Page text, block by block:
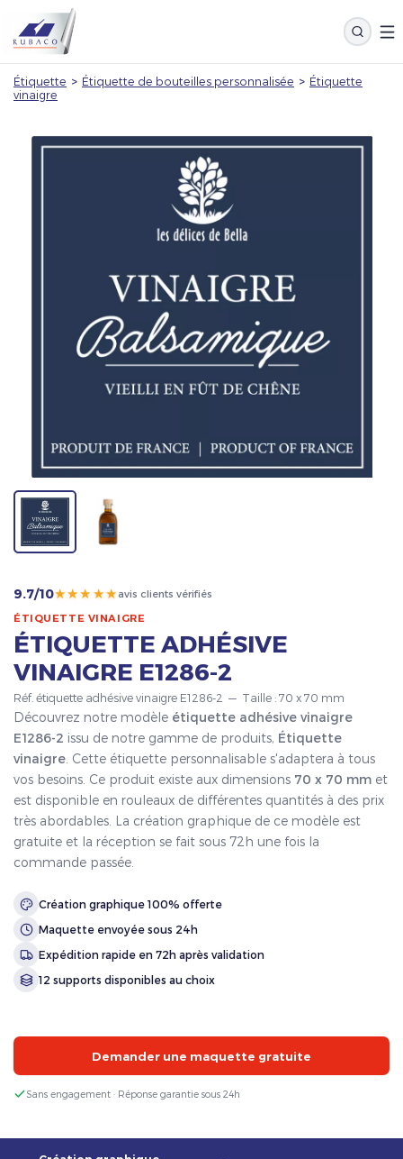
Étiquette > Étiquette de bouteilles personnalisée > Étiquette
vinaigre
9.7/10★★★★★avis clients vérifiés
ÉTIQUETTE VINAIGRE
ÉTIQUETTE ADHÉSIVE
VINAIGRE E1286-2
Réf. étiquette adhésive vinaigre E1286-2 — Taille : 70 x 70 mm
Découvrez notre modèle étiquette adhésive vinaigre
E1286-2 issu de notre gamme de produits, Étiquette
vinaigre . Cette étiquette personnalisable s'adaptera à tous
vos besoins. Ce produit existe aux dimensions 70 x 70 mm et
est disponible en rouleaux de différentes quantités à des prix
très abordables. La création graphique de ce modèle est
gratuite et la réception se fait sous 72h une fois la
commande passée.
Création graphique 100% offerte
Maquette envoyée sous 24h
Expédition rapide en 72h après validation
12 supports disponibles au choix
Demander une maquette gratuite
Sans engagement · Réponse garantie sous 24h